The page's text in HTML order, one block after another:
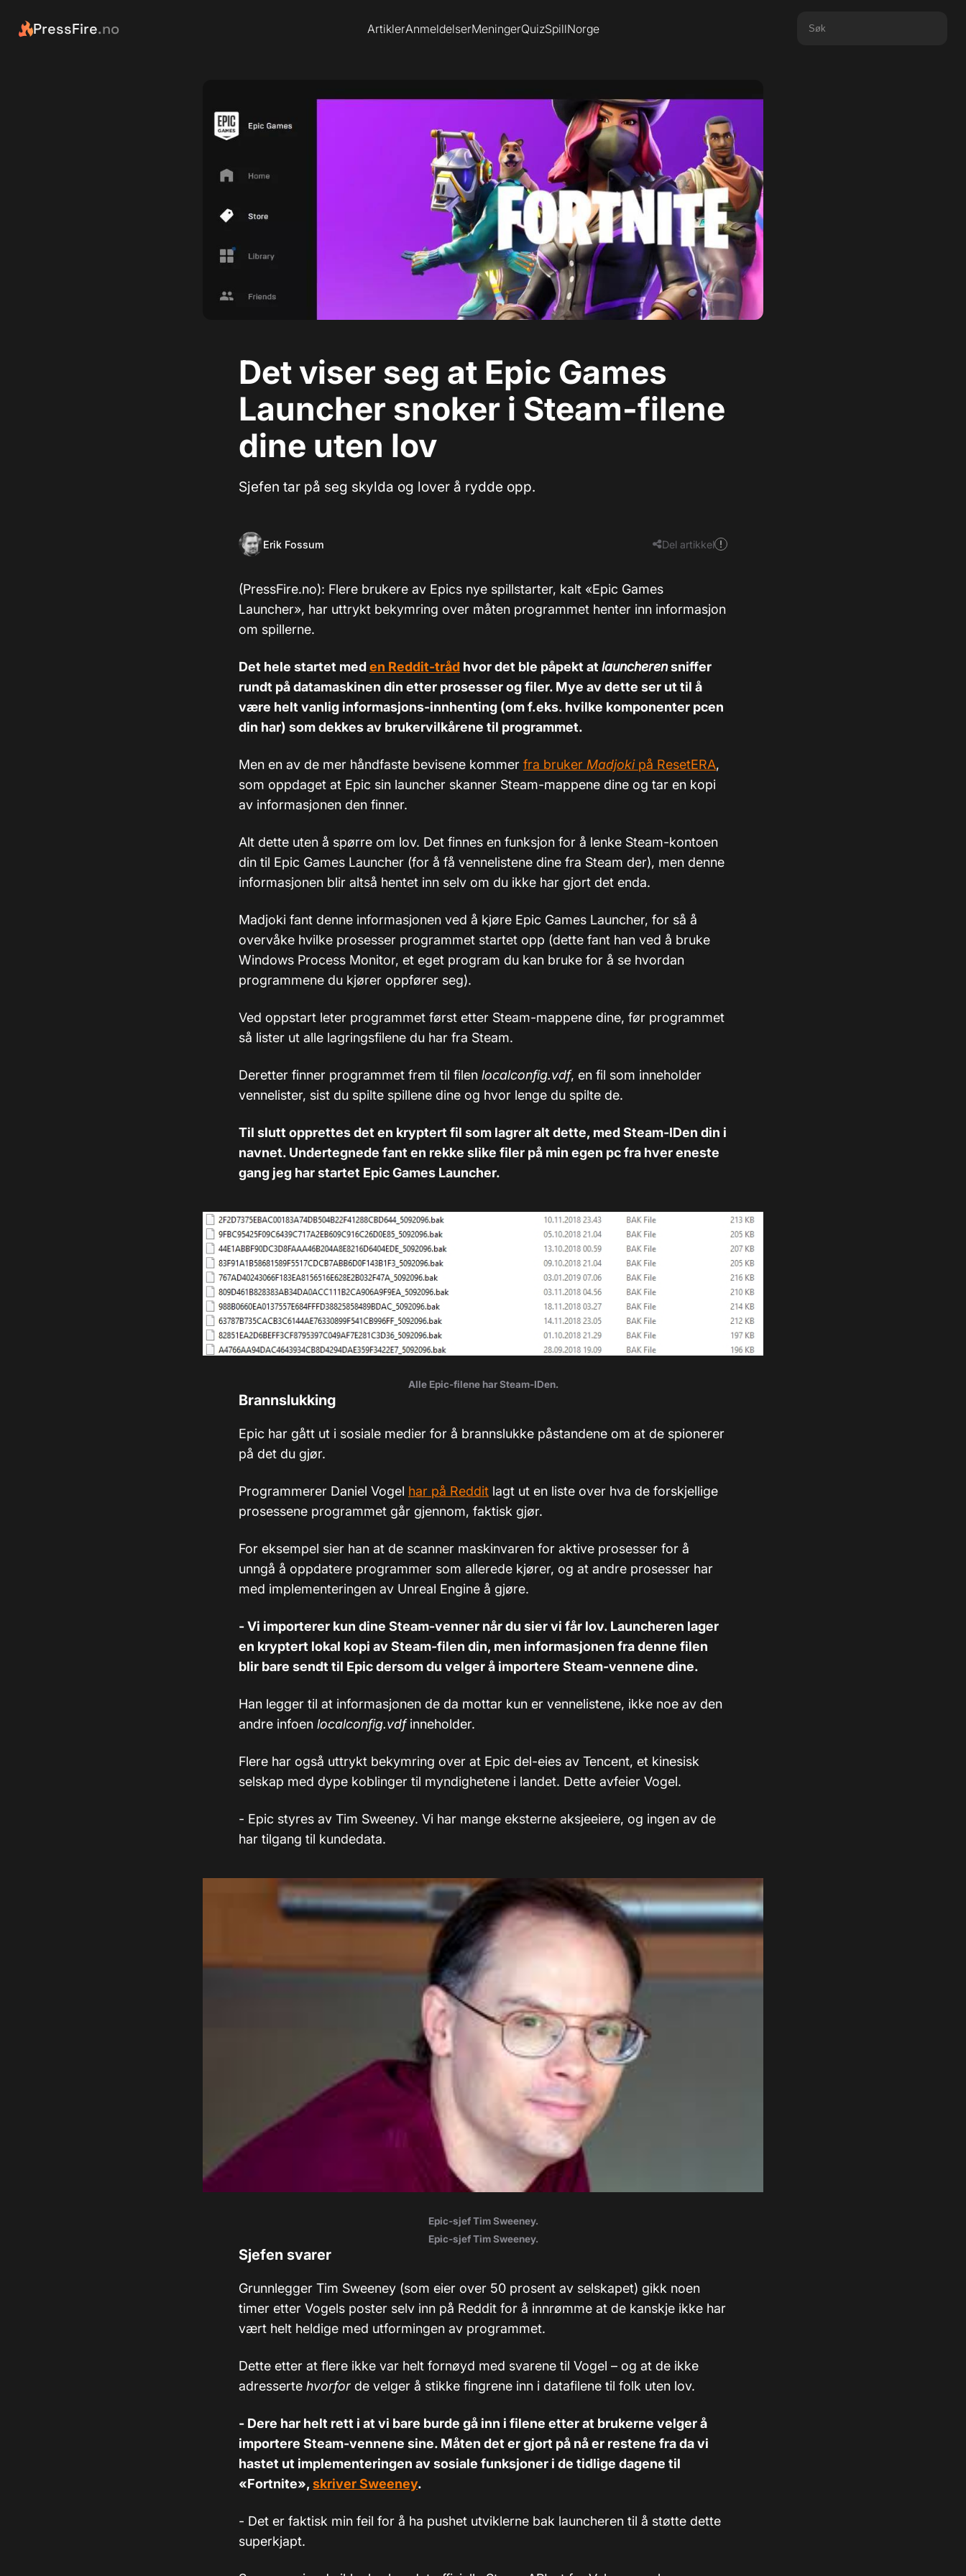
PressFire.no ArtiklerAnmeldelserMeningerQuizSpillNorge
Det viser seg at Epic Games
Launcher snoker i Steam-filene
dine uten lov
Sjefen tar på seg skylda og lover å rydde opp.
Erik Fossum Del artikkel
(PressFire.no): Flere brukere av Epics nye spillstarter, kalt «Epic Games
Launcher», har uttrykt bekymring over måten programmet henter inn informasjon
om spillerne.
Det hele startet meden Reddit-tråd hvor det ble påpekt at launcherensniffer
rundt på datamaskinen din etter prosesser og filer. Mye av dette ser ut til å
være helt vanlig informasjons-innhenting (om f.eks. hvilke komponenter pcen
din har) som dekkes av brukervilkårene til programmet.
Men en av de mer håndfaste bevisene kommer fra bruker Madjokipå ResetERA,
som oppdaget at Epic sin launcher skanner Steam-mappene dine og tar en kopi
av informasjonen den finner.
Alt dette uten å spørre om lov. Det finnes en funksjon for å lenke Steam-kontoen
din til Epic Games Launcher (for å få vennelistene dine fra Steam der), men denne
informasjonen blir altså hentet inn selv om du ikke har gjort det enda.
Madjoki fant denne informasjonen ved å kjøre Epic Games Launcher, for så å
overvåke hvilke prosesser programmet startet opp (dette fant han ved å bruke
Windows Process Monitor, et eget program du kan bruke for å se hvordan
programmene du kjører oppfører seg).
Ved oppstart leter programmet først etter Steam-mappene dine, før programmet
så lister ut alle lagringsfilene du har fra Steam.
Deretter finner programmet frem til filen localconfig.vdf, en fil som inneholder
vennelister, sist du spilte spillene dine og hvor lenge du spilte de.
Til slutt opprettes det en kryptert fil som lagrer alt dette, med Steam-IDen din i
navnet. Undertegnede fant en rekke slike filer på min egen pc fra hver eneste
gang jeg har startet Epic Games Launcher.
Alle Epic-filene har Steam-IDen.
Brannslukking
Epic har gått ut i sosiale medier for å brannslukke påstandene om at de spionerer
på det du gjør.
Programmerer Daniel Vogel har på Reddit lagt ut en liste over hva de forskjellige
prosessene programmet går gjennom, faktisk gjør.
For eksempel sier han at de scanner maskinvaren for aktive prosesser for å
unngå å oppdatere programmer som allerede kjører, og at andre prosesser har
med implementeringen av Unreal Engine å gjøre.
- Vi importerer kun dine Steam-venner når du sier vi får lov. Launcheren lager
en kryptert lokal kopi av Steam-filen din, men informasjonen fra denne filen
blir bare sendt til Epic dersom du velger å importere Steam-vennene dine.
Han legger til at informasjonen de da mottar kun er vennelistene, ikke noe av den
andre infoen localconfig.vdfinneholder.
Flere har også uttrykt bekymring over at Epic del-eies av Tencent, et kinesisk
selskap med dype koblinger til myndighetene i landet. Dette avfeier Vogel.
- Epic styres av Tim Sweeney. Vi har mange eksterne aksjeeiere, og ingen av de
har tilgang til kundedata.
Epic-sjef Tim Sweeney.
Epic-sjef Tim Sweeney.
Sjefen svarer
Grunnlegger Tim Sweeney (som eier over 50 prosent av selskapet) gikk noen
timer etter Vogels poster selv inn på Reddit for å innrømme at de kanskje ikke har
vært helt heldige med utformingen av programmet.
Dette etter at flere ikke var helt fornøyd med svarene til Vogel – og at de ikke
adresserte hvorfor de velger å stikke fingrene inn i datafilene til folk uten lov.
- Dere har helt rett i at vi bare burde gå inn i filene etter at brukerne velger å
importere Steam-vennene sine. Måten det er gjort på nå er restene fra da vi
hastet ut implementeringen av sosiale funksjoner i de tidlige dagene til
«Fortnite», skriver Sweeney.
- Det er faktisk min feil for å ha pushet utviklerne bak launcheren til å støtte dette
superkjapt.